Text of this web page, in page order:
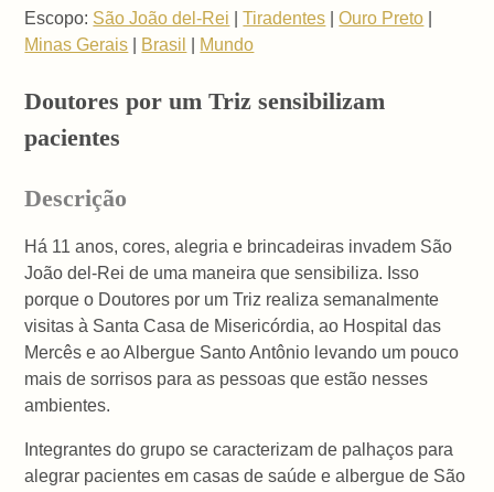
Escopo: São João del-Rei |Tiradentes |Ouro Preto
Minas Gerais
Brasil Mundo
Doutores por um Triz sensibilizam
pacientes
Descrição
Há 11 anos, cores, alegria e brincadeiras invadem São
João del-Rei de uma maneira que sensibiliza. Isso
porque o Doutores por um Triz realiza semanalmente
visitas à Santa Casa de Misericórdia, ao Hospital das
Mercês e ao Albergue Santo Antônio levando um pouco
mais de sorrisos para as pessoas que estão nesses
ambientes.
Integrantes do grupo se caracterizam de palhaços para
alegrar pacientes em casas de saúde e albergue de São